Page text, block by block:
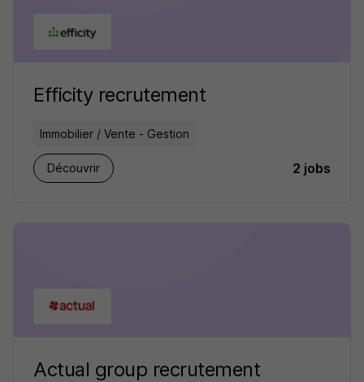
Efficity recrutement
Immobilier / Vente - Gestion
Découvrir 2 jobs
Actual group recrutement